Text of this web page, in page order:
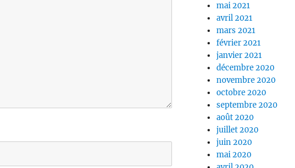
mai 2021
avril 2021
mars 2021
février 2021
janvier 2021
décembre 2020
novembre 2020
octobre 2020
septembre 2020
août 2020
juillet 2020
juin 2020
mai 2020